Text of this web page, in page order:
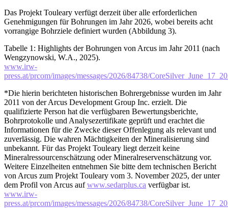
Das Projekt Touleary verfügt derzeit über alle erforderlichen
Genehmigungen für Bohrungen im Jahr 2026, wobei bereits acht
vorrangige Bohrziele definiert wurden (Abbildung 3).
Tabelle 1: Highlights der Bohrungen von Arcus im Jahr 2011 (nach
Wengzynowski, W.A., 2025).
www.irw-
press.at/prcom/images/messages/2026/84738/
*Die hierin berichteten historischen Bohrergebnisse wurden im Jahr
2011 von der Arcus Development Group Inc. erzielt. Die
qualifizierte Person hat die verfügbaren Bewertungsberichte,
Bohrprotokolle und Analysezertifikate geprüft und erachtet die
Informationen für die Zwecke dieser Offenlegung als relevant und
zuverlässig. Die wahren Mächtigkeiten der Mineralisierung sind
unbekannt. Für das Projekt Touleary liegt derzeit keine
Mineralressourcenschätzung oder Mineralreservenschätzung vor.
Weitere Einzelheiten entnehmen Sie bitte dem technischen Bericht
von Arcus zum Projekt Touleary vom 3. November 2025, der unter
dem Profil von Arcus aufwww.sedarplus.ca verfügbar ist.
www.irw-
press.at/prcom/images/messages/2026/84738/